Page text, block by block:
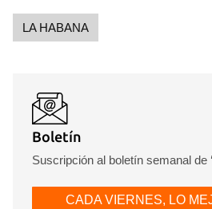
LA HABANA
Boletín
Suscripción al boletín semanal de
CADA VIERNES, LO